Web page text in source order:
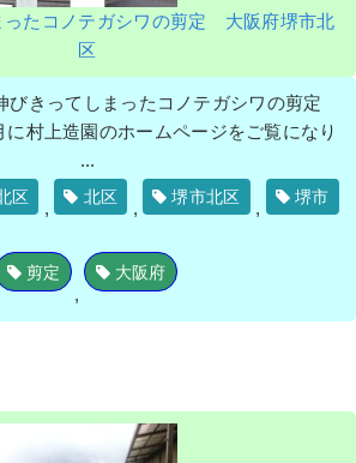
ったコノテガシワの剪定 大阪府堺市北
区
びきってしまったコノテガシワの剪定
村上造園のホームページをご覧になり
...
区
,
北区
,
堺市北区
,
堺市
剪定
,
大阪府